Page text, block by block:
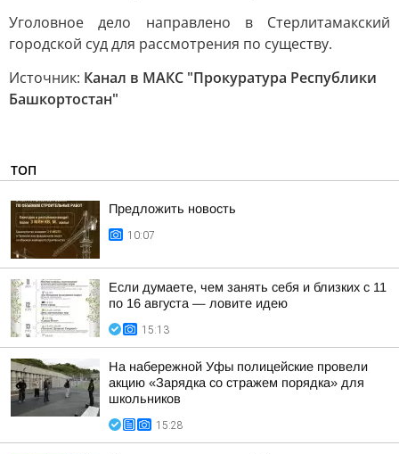
Уголовное дело направлено в Стерлитамакский
городской суд для рассмотрения по существу.
Источник: Канал в МАКС "Прокуратура Республики
Башкортостан"
ТОП
Предложить новость
10:07
Если думаете, чем занять себя и близких с 11
по 16 августа — ловите идею
15:13
На набережной Уфы полицейские провели
акцию «Зарядка со стражем порядка» для
школьников
15:28